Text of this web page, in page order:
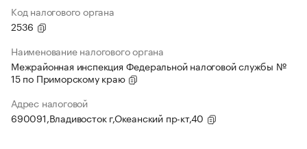
Код налогового органа
2536
Наименование налогового органа
Межрайонная инспекция Федеральной налоговой службы №
15 по Приморскому краю
Адрес налоговой
690091,Владивосток г,Океанский пр-кт,40